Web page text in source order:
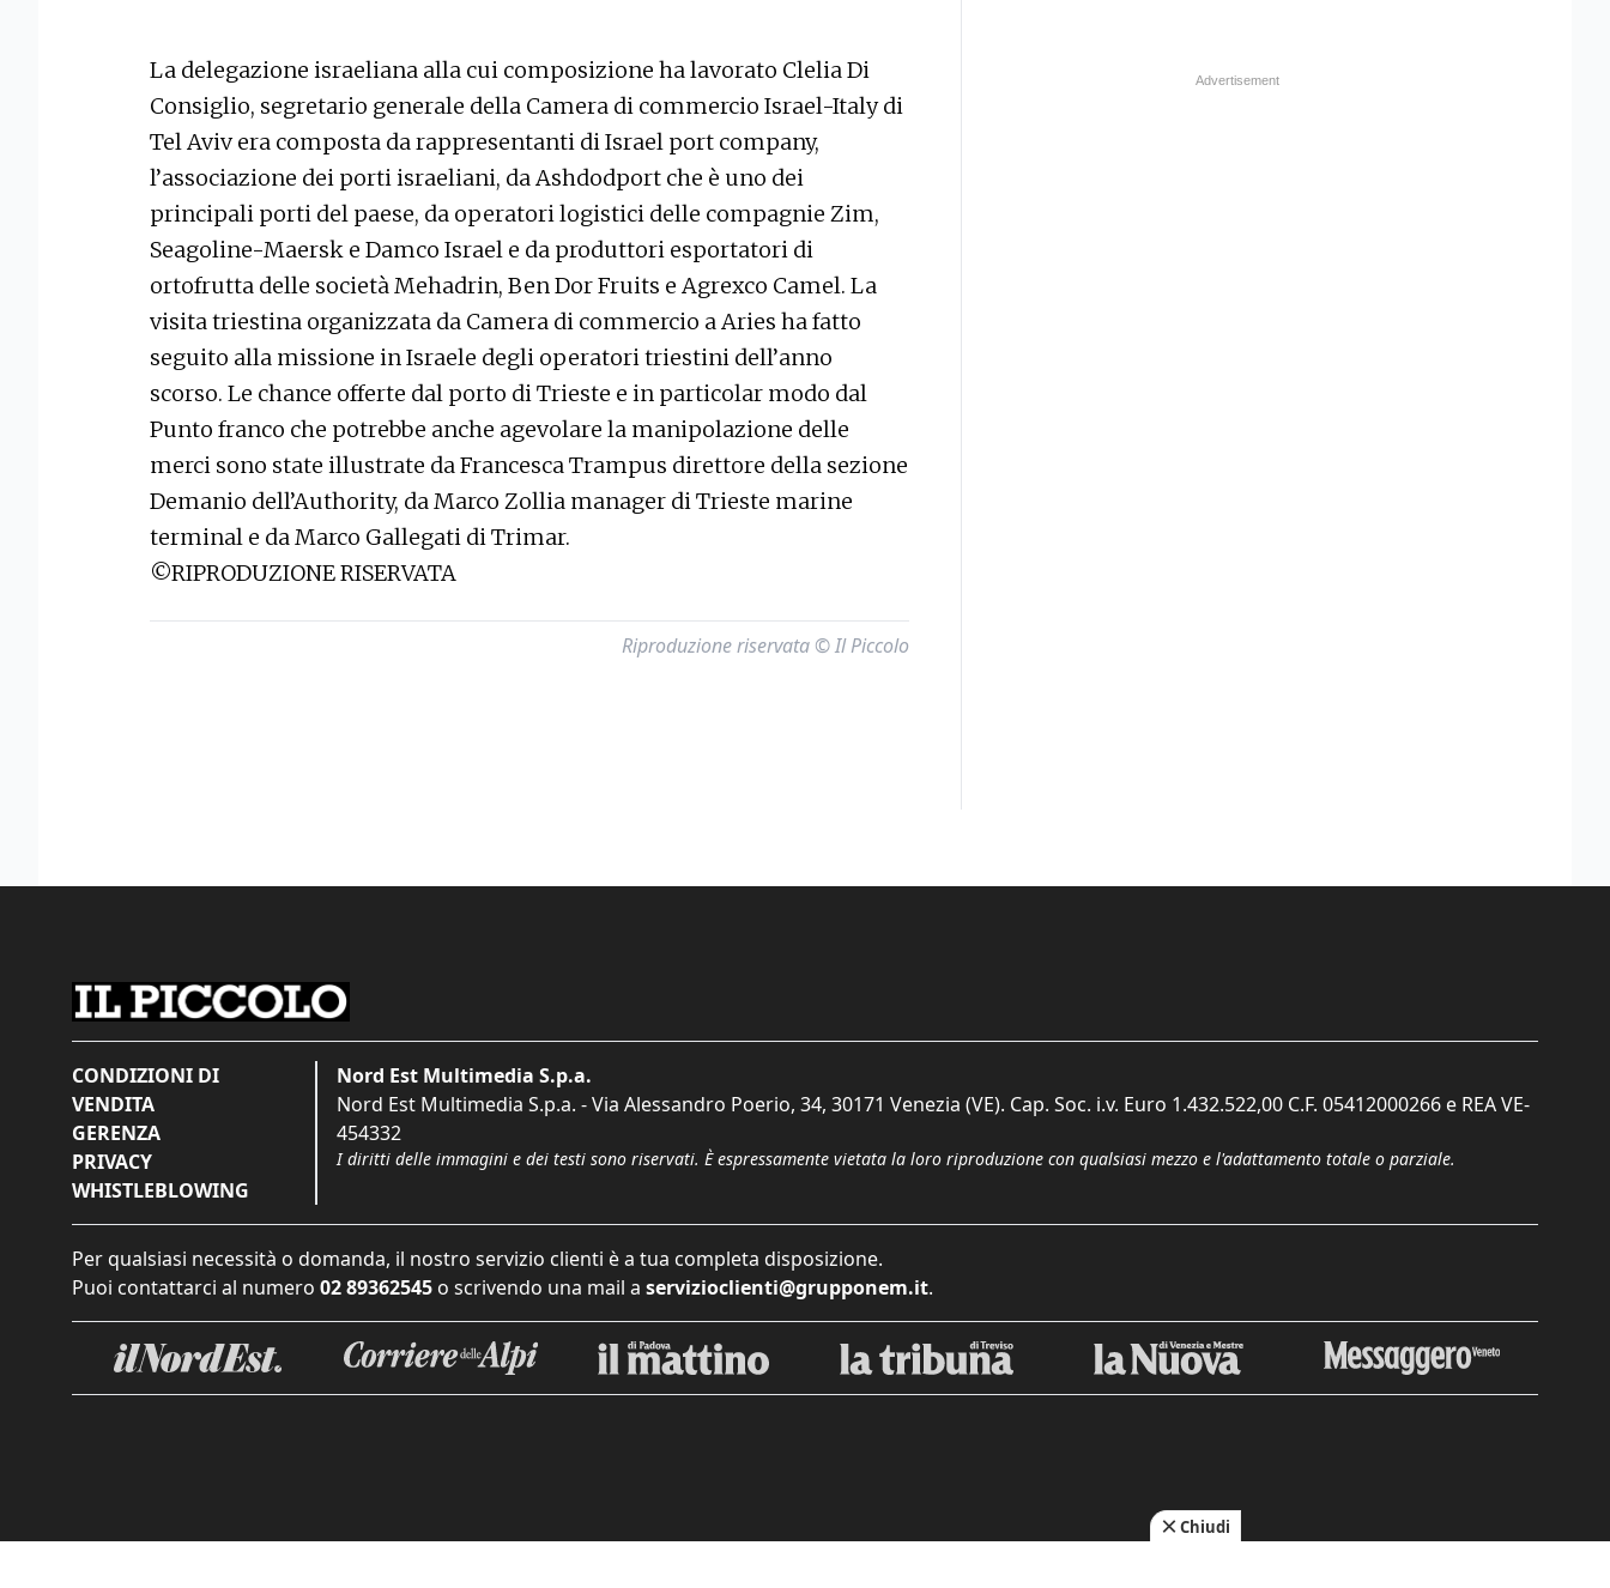
La delegazione israeliana alla cui composizione ha lavorato Clelia Di
Consiglio, segretario generale della Camera di commercio Israel-Italy di
Tel Aviv era composta da rappresentanti di Israel port company,
l’associazione dei porti israeliani, da Ashdodport che è uno dei
principali porti del paese, da operatori logistici delle compagnie Zim,
Seagoline-Maersk e Damco Israel e da produttori esportatori di
ortofrutta delle società Mehadrin, Ben Dor Fruits e Agrexco Camel. La
visita triestina organizzata da Camera di commercio a Aries ha fatto
seguito alla missione in Israele degli operatori triestini dell’anno
scorso. Le chance offerte dal porto di Trieste e in particolar modo dal
Punto franco che potrebbe anche agevolare la manipolazione delle
merci sono state illustrate da Francesca Trampus direttore della sezione
Demanio dell’Authority, da Marco Zollia manager di Trieste marine
terminal e da Marco Gallegati di Trimar.
©RIPRODUZIONE RISERVATA
Riproduzione riservata © Il Piccolo
CONDIZIONI DI
VENDITA
GERENZA
PRIVACY
WHISTLEBLOWING
Nord Est Multimedia S.p.a.
Nord Est Multimedia S.p.a. - Via Alessandro Poerio, 34, 30171 Venezia (VE). Cap. Soc. i.v. Euro 1.432.522,00 C.F. 05412000266 e REA VE-
454332
I diritti delle immagini e dei testi sono riservati. È espressamente vietata la loro riproduzione con qualsiasi mezzo e l'adattamento totale o parziale.
Per qualsiasi necessità o domanda, il nostro servizio clienti è a tua completa disposizione.
Puoi contattarci al numero 02 89362545 o scrivendo una mail a servizioclienti@grupponem.it.
Chiudi